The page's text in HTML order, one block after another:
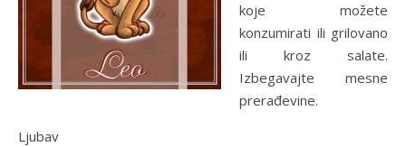
koje možete
konzumirati ili grilovano
ili kroz salate.
Izbegavajte mesne
prerađevine.
Ljubav